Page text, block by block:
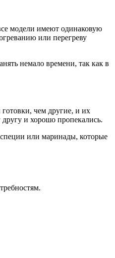
модели имеют одинаковую
или перегреву
немало времени, так как в
чем другие, и их
и хорошо пропекались.
или маринады, которые